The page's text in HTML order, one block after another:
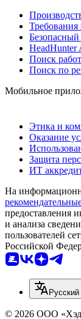
HeadHunter
Поиск
Поиск по
Мобильное
Этика и
Оказание
Защита
ИТ
На
предоставления
и анализа
пользователей
Российской
Русский
© 2026 ООО